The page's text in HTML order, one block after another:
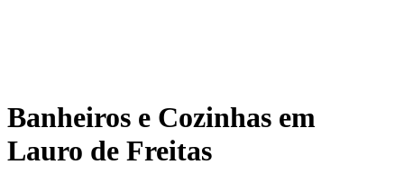
Banheiros e Cozinhas em
Lauro de Freitas